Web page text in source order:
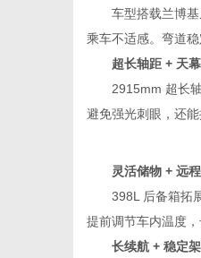
车型搭载兰博基尼
乘车不适感。弯道
超长轴距 + 天幕
2915mm 超长轴
避免强光刺眼，还
灵活储物 + 远程
398L 后备箱拓展
提前调节车内温度，
长续航 + 稳定架